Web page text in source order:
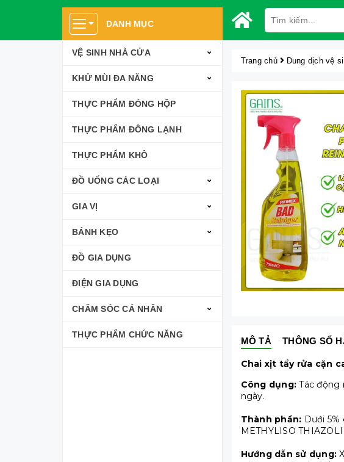
DANH MỤC
VỆ SINH NHÀ CỬA
KHỬ MÙI ĐA NĂNG
THỰC PHẨM ĐÓNG HỘP
THỰC PHẨM ĐÔNG LẠNH
THỰC PHẨM KHÔ
ĐỒ UỐNG CÁC LOẠI
GIA VỊ
BÁNH KẸO
ĐỒ GIA DỤNG
ĐIỆN GIA DỤNG
CHĂM SÓC CÁ NHÂN
THỰC PHẨM CHỨC NĂNG
Trang chủ Dung dịch vệ
MÔ TẢ THÔNG SỐ
Chai xịt tẩy rửa cặn
Công dụng: Tác động
ngày.
Thành phần: Dưới
METHYLISO
Hướng dẫn sử dụng: